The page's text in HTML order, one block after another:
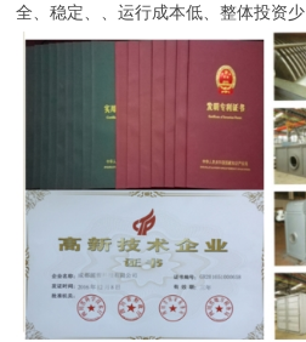
全、稳定、、运行成本低、整体投资